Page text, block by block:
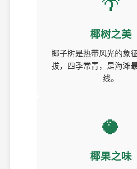
椰树之美
椰子树是热带风光的象
拔，四季常青，是海滩
线。
🥥
椰果之味